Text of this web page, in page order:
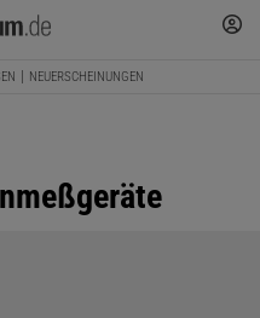
NEUERSCHEINUNGEN